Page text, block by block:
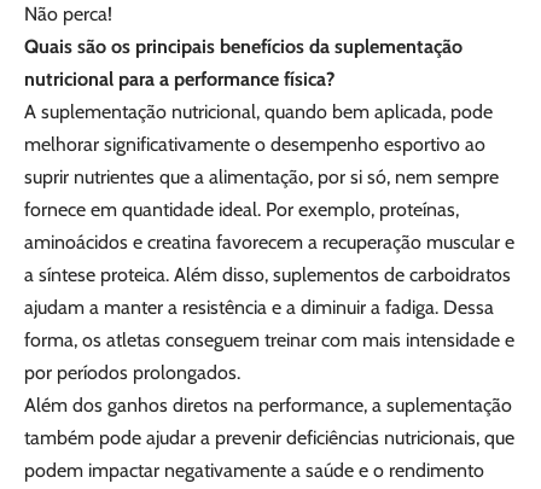
Não perca!
Quais são os principais benefícios da suplementação
nutricional para a performance física?
A suplementação nutricional, quando bem aplicada, pode
melhorar significativamente o desempenho esportivo ao
suprir nutrientes que a alimentação, por si só, nem sempre
fornece em quantidade ideal. Por exemplo, proteínas,
aminoácidos e creatina favorecem a recuperação muscular e
a síntese proteica. Além disso, suplementos de carboidratos
ajudam a manter a resistência e a diminuir a fadiga. Dessa
forma, os atletas conseguem treinar com mais intensidade e
por períodos prolongados.
Além dos ganhos diretos na performance, a suplementação
também pode ajudar a prevenir deficiências nutricionais, que
podem impactar negativamente a saúde e o rendimento